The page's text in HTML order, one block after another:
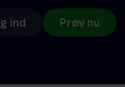
ind Prøv nu